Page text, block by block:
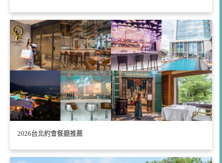
2026台北約會餐廳推薦